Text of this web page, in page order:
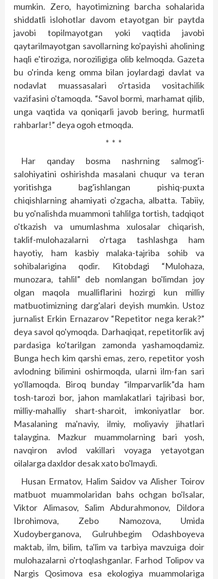
mumkin. Zero, hayotimizning barcha sohalarida
shiddatli islohotlar davom etayotgan bir paytda
javobi topilmayotgan yoki vaqtida javobi
qaytarilmayotgan savollarning ko'payishi aholining
haqli e'tiroziga, noroziligiga olib kelmoqda. Gazeta
bu o'rinda keng omma bilan joylardagi davlat va
nodavlat muassasalari o'rtasida vositachilik
vazifasini o'tamoqda. “Savol bormi, marhamat qilib,
unga vaqtida va qoniqarli javob bering, hurmatli
rahbarlar!” deya ogoh etmoqda.
* * *
Har qanday bosma nashrning salmog'i-
salohiyatini oshirishda masalani chuqur va teran
yoritishga bag'ishlangan pishiq-puxta
chiqishlarning ahamiyati o'zgacha, albatta. Tabiiy,
bu yo'nalishda muammoni tahlilga tortish, tadqiqot
o'tkazish va umumlashma xulosalar chiqarish,
taklif-mulohazalarni o'rtaga tashlashga ham
hayotiy, ham kasbiy malaka-tajriba sohib va
sohibalarigina qodir. Kitobdagi “Mulohaza,
munozara, tahlil” deb nomlangan bo'limdan joy
olgan maqola mualliflarini hozirgi kun milliy
matbuotimizning darg'alari deyish mumkin. Ustoz
jurnalist Erkin Ernazarov “Repetitor nega kerak?”
deya savol qo'ymoqda. Darhaqiqat, repetitorlik avj
pardasiga ko'tarilgan zamonda yashamoqdamiz.
Bunga hech kim qarshi emas, zero, repetitor yosh
avlodning bilimini oshirmoqda, ularni ilm-fan sari
yo'llamoqda. Biroq bunday “ilmparvarlik”da ham
tosh-tarozi bor, jahon mamlakatlari tajribasi bor,
milliy-mahalliy shart-sharoit, imkoniyatlar bor.
Masalaning ma'naviy, ilmiy, moliyaviy jihatlari
talaygina. Mazkur muammolarning bari yosh,
navqiron avlod vakillari voyaga yetayotgan
oilalarga daxldor desak xato bo'lmaydi.
Husan Ermatov, Halim Saidov va Alisher Toi­rov
matbuot muammolaridan bahs ochgan bo'lsalar,
Viktor Alimasov, Salim Abdurahmonov, Dildora
Ibrohimova, Zebo Namozova, Umida
Xudoyberganova, Gulruhbegim Odashboyeva
maktab, ilm, bilim, ta'lim va tarbiya mavzuiga doir
mulohazalarni o'rtoqlashganlar. Farhod Tolipov va
Nargis Qosimova esa ekologiya muammolariga